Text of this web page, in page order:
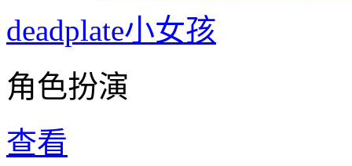
deadplate小女孩
角色扮演
查看